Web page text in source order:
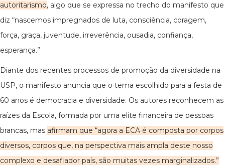
autoritarismo, algo que se expressa no trecho do manifesto que
diz “nascemos impregnados de luta, consciência, coragem,
força, graça, juventude, irreverência, ousadia, confiança,
esperança.”
Diante dos recentes processos de promoção da diversidade na
USP, o manifesto anuncia que o tema escolhido para a festa de
60 anos é democracia e diversidade. Os autores reconhecem as
raízes da Escola, formada por uma elite financeira de pessoas
brancas, mas afirmam que “agora a ECA é composta por corpos
diversos, corpos que, na perspectiva mais ampla deste nosso
complexo e desafiador país, são muitas vezes marginalizados.”